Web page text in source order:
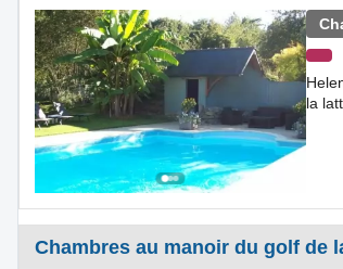
la
Chambres au manoir du golf de